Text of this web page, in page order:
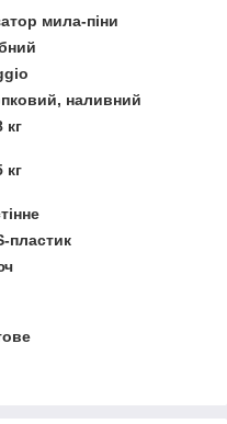
мила-піни
наливний
кг
кг
пластик